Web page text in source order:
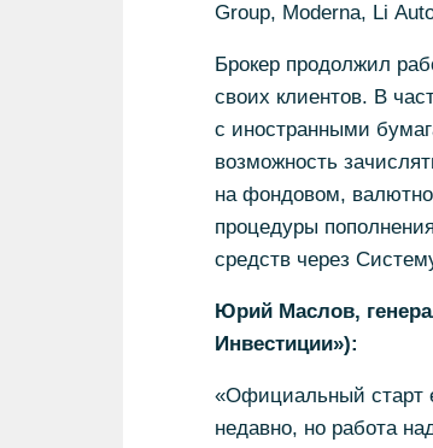
Group, Moderna, Li
Брокер продолжил
своих клиентов. В
с иностранными
возможность
на фондовом,
процедуры
средств через
Юрий Маслов,
Инвестиции»):
«Официальный старт
недавно, но работа